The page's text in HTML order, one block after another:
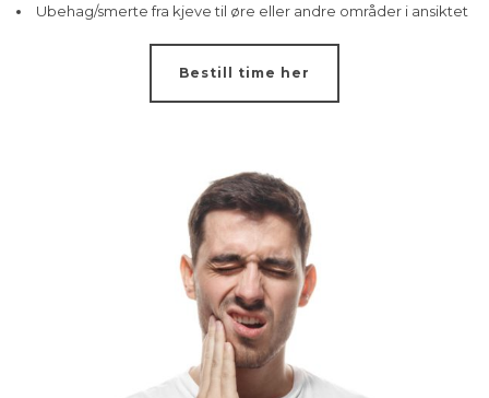
Ubehag/smerte fra kjeve til øre eller andre områder i ansiktet
Bestill time her